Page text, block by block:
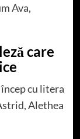
Ava,
care
cu litera
Alethea